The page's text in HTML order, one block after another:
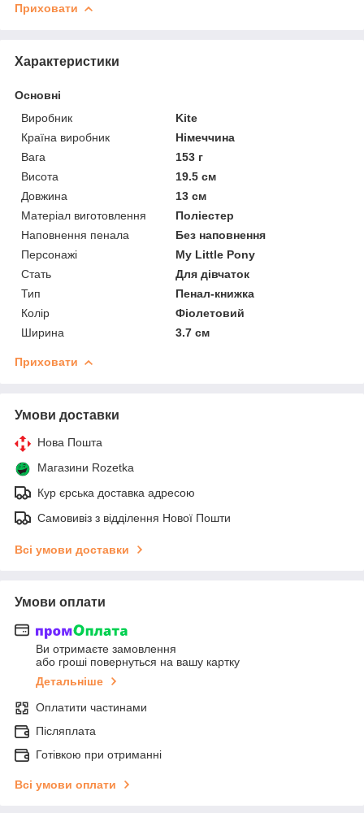
Приховати
Характеристики
Основні
Виробник
Kite
Країна виробник
Німеччина
Вага
153 г
Висота
19.5 см
Довжина
13 см
Матеріал виготовлення
Поліестер
Наповнення пенала
Без наповнення
Персонажі
My Little Pony
Стать
Для дівчаток
Тип
Пенал-книжка
Колір
Фіолетовий
Ширина
3.7 см
Приховати
Умови доставки
Нова Пошта
Магазини Rozetka
Кур єрська доставка адресою
Самовивіз з відділення Нової Пошти
Всі умови доставки
Умови оплати
Ви отримаєте замовлення
або гроші повернуться на вашу картку
Детальніше
Оплатити частинами
Післяплата
Готівкою при отриманні
Всі умови оплати